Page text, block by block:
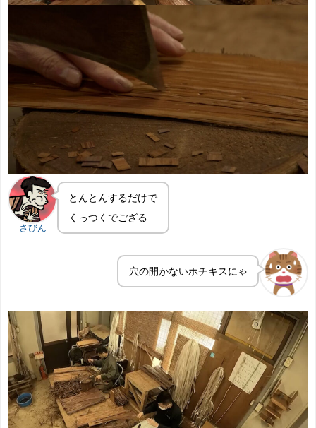
さびん
とんとんするだけで
くっつくでござる
穴の開かないホチキスにゃ